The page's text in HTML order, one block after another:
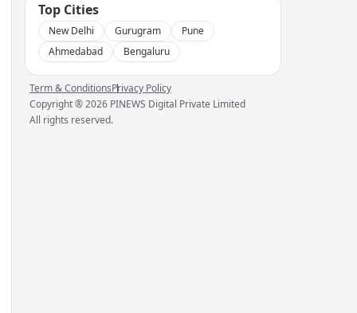
Top Cities
New Delhi Gurugram
Pune
Ahmedabad
Bengaluru
Term & ConditionsPrivacy Policy
Copyright ®2026 PINEWS Digital Private Limited
All rights reserved.